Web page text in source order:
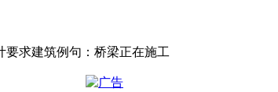
要求建筑例句：桥梁正在施工